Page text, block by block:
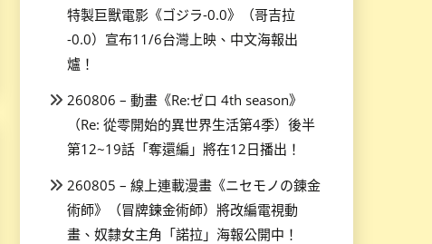
特製巨獸電影《ゴジラ-0.0》（哥吉拉
-0.0）宣布11/6台灣上映、中文海報出
爐！
260806 – 動畫《Re:ゼロ 4th season》
（Re: 從零開始的異世界生活第4季）後半
第12~19話「奪還編」將在12日播出！
260805 – 線上連載漫畫《ニセモノの錬金
術師》（冒牌鍊金術師）將改編電視動
畫、奴隸女主角「諾拉」海報公開中！